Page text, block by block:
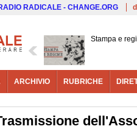
RADICALE - CHANGE.ORG
Stampa e
ARCHIVIO RUBRICHE